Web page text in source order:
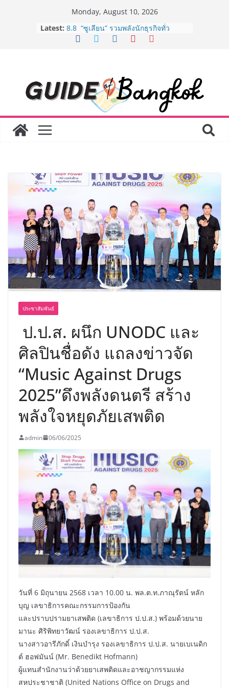
Monday, August 10, 2026
Latest: 8.8 “ซูเลียน” รวมพลังนักธุรกิจทั่ว
ประเทศ จัดประชุมใหญ่แห่งปี พบ CEO
ยาวนานกว่า 20 ปี ต่อยอดเสิร์ฟความ
อร่อย ยกเมนูระดับตำนาน “ข้าวหน้าไก่
ราชวงศ์” พุ่งทะยานสู่น่านฟ้า
BEDO จัดงาน Thailand Nature
Positive Forum 2026 ภายใต้หัวข้อ
Lord” เปิดสงครามกิลด์ข้ามประเทศ
ฉลองเซิร์ฟเวอร์ใหม่ เฮเลนา
ทัศน์การศึกษาที่พร้อมรับอนาคต “เราไม่
ได้เตรียมนักเรียนเพียงเพื่อก้าวเข้าสู่
มหาวิทยาลัยเท่านั้น แต่ยังเตรียมพวก
เขาให้พร้อมเป็นผู้กำหนดอนาคต”
ประชาสัมพันธ์
ป.ป.ส. ผนึก UNODC และ
ศิลปินชื่อดัง แถลงข่าวจัด
“Music Against Drugs
2025”ดึงพลังดนตรี สร้าง
พลังใจหยุดภัยเสพติด
admin 06/06/2025
วันที่ 6 มิถุนายน 2568 เวลา 10.00 น. พล.ต.ท.ภาณุรัตน์ หลัก
บุญ เลขาธิการคณะกรรมการป้องกัน
และปราบปรามยาเสพติด (เลขาธิการ ป.ป.ส.) พร้อมด้วยนาย
มานะ ศิริพิทยาวัฒน์ รองเลขาธิการ ป.ป.ส.
นางสาวอารีภักดิ์ เงินบำรุง รองเลขาธิการ ป.ป.ส. นายเบเนดิก
ต์ ฮอฟมันน์ (Mr. Benedikt Hofmann)
ผู้แทนสำนักงานว่าด้วยยาเสพติดและอาชญากรรมแห่ง
สหประชาชาติ (United Nations Office on Drugs and